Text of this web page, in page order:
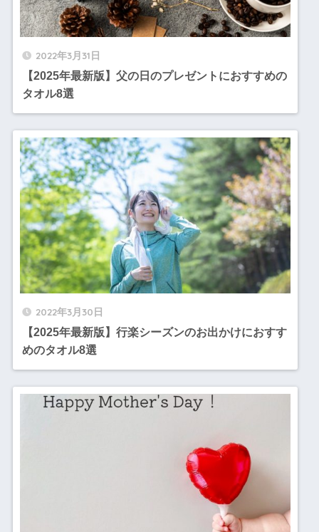
2022年3月31日
【2025年最新版】父の日のプレゼントにおすすめの
タオル8選
2022年3月30日
【2025年最新版】行楽シーズンのお出かけにおすす
めのタオル8選